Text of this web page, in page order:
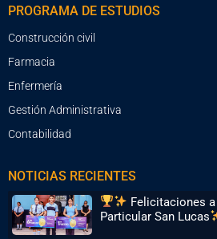
PROGRAMA DE ESTUDIOS
Construcción civil
Farmacia
Enfermería
Gestión Administrativa
Contabilidad
NOTICIAS RECIENTES
Felicitaciones
Particular San Lucas